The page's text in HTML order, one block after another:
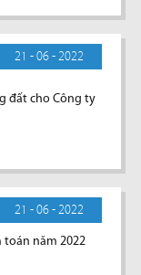
21 - 06 - 2022
đất cho Công ty
21 - 06 - 2022
toán năm 2022